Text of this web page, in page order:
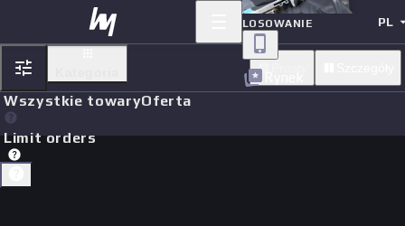
LOSOWANIE PL
Wszystkie towaryOferta
Limit orders